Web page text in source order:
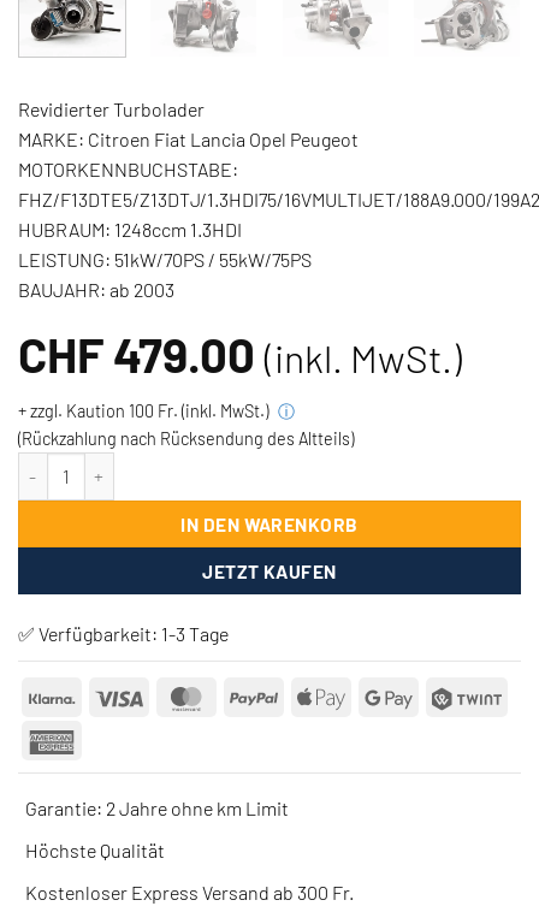
Revidierter Turbolader
MARKE: Citroen Fiat Lancia Opel Peugeot
MOTORKENNBUCHSTABE:
FHZ/F13DTE5/Z13DTJ/1.3HDI75/16VMULTIJET/188A9.000/
HUBRAUM: 1248ccm 1.3HDI
LEISTUNG: 51kW/70PS / 55kW/75PS
BAUJAHR: ab 2003
CHF479.00 (inkl. MwSt.)
+ zzgl. Kaution 100 Fr. (inkl. MwSt.) ⓘ
(Rückzahlung nach Rücksendung des Altteils)
IN DEN WARENKORB
JETZT KAUFEN
✅ Verfügbarkeit: 1-3 Tage
Klarna Visa MasterCardPayPal Apple
Google
Express
Garantie: 2 Jahre ohne km Limit
Höchste Qualität
Kostenloser Express Versand ab 300 Fr.